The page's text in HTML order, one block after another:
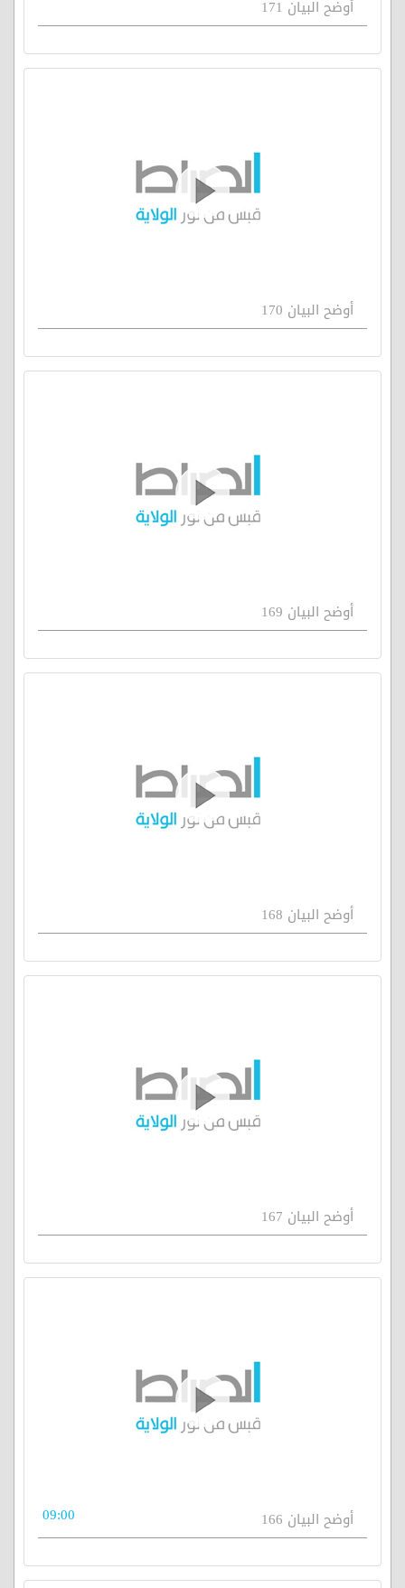
أوضح البيان 171
أوضح البيان 170
أوضح البيان 169
أوضح البيان 168
أوضح البيان 167
أوضح البيان 166 09:00